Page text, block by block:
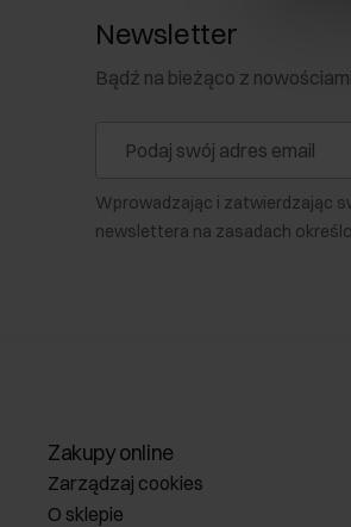
Newsletter
Bądź na bieżąco z
Wprowadzając i zatwierdzając
newslettera na zasadach
Zakupy online
Zarządzaj cookies
O sklepie